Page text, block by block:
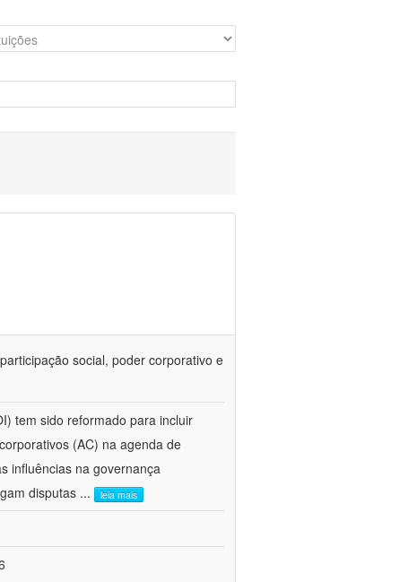
social, poder corporativo e
tem sido reformado para incluir
(AC) na agenda de
influências na governança
disputas ... leia mais